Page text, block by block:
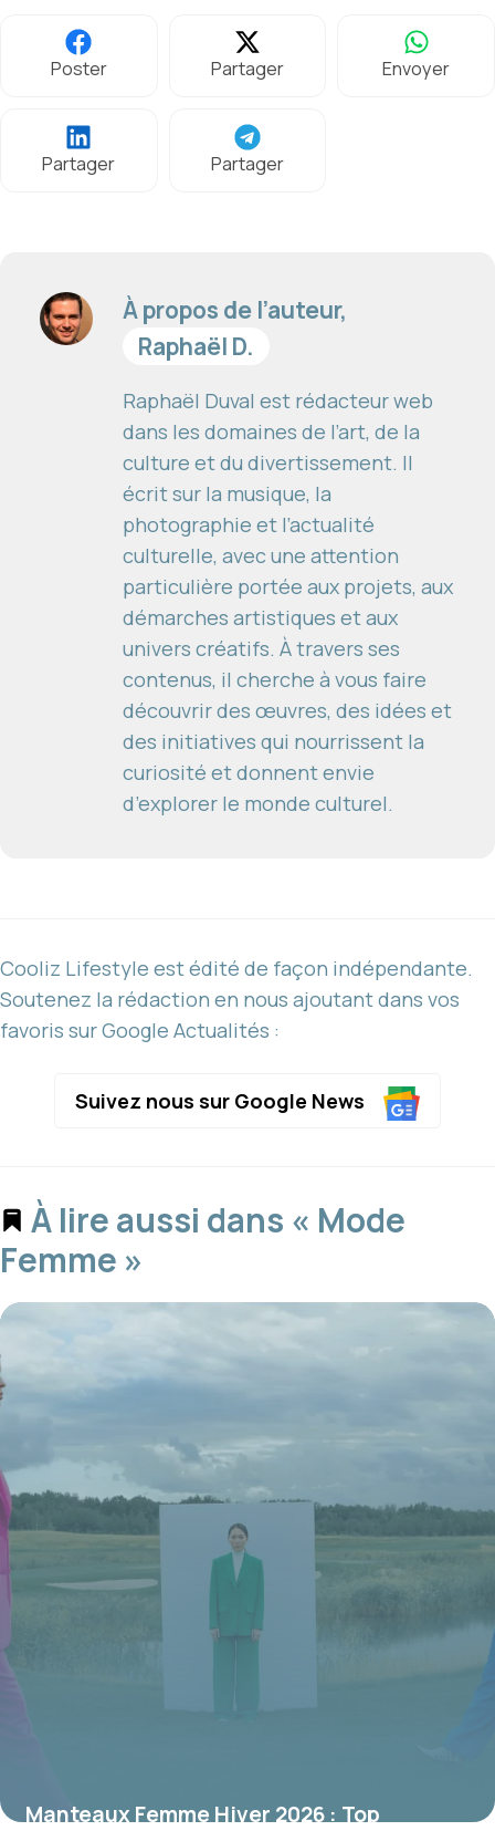
Poster Partager Envoyer
Partager Partager
À propos de l’auteur,
Raphaël D.
Raphaël Duval est rédacteur web
dans les domaines de l’art, de la
culture et du divertissement. Il
écrit sur la musique, la
photographie et l’actualité
culturelle, avec une attention
particulière portée aux projets, aux
démarches artistiques et aux
univers créatifs. À travers ses
contenus, il cherche à vous faire
découvrir des œuvres, des idées et
des initiatives qui nourrissent la
curiosité et donnent envie
d’explorer le monde culturel.
Cooliz Lifestyle est édité de façon indépendante.
Soutenez la rédaction en nous ajoutant dans vos
favoris sur Google Actualités :
Suivez nous sur Google News
À lire aussi dans « Mode
Femme »
Manteaux Femme Hiver 2026 : Top